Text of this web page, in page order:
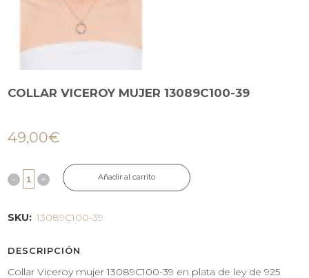
COLLAR VICEROY MUJER 13089C100-39
49,00€
Añadir al carrito
SKU: 13089C100-39
DESCRIPCIÓN
Collar Viceroy mujer 13089C100-39 en plata de ley de 925